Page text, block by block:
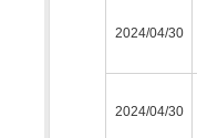
2024/04/30
2024/04/30